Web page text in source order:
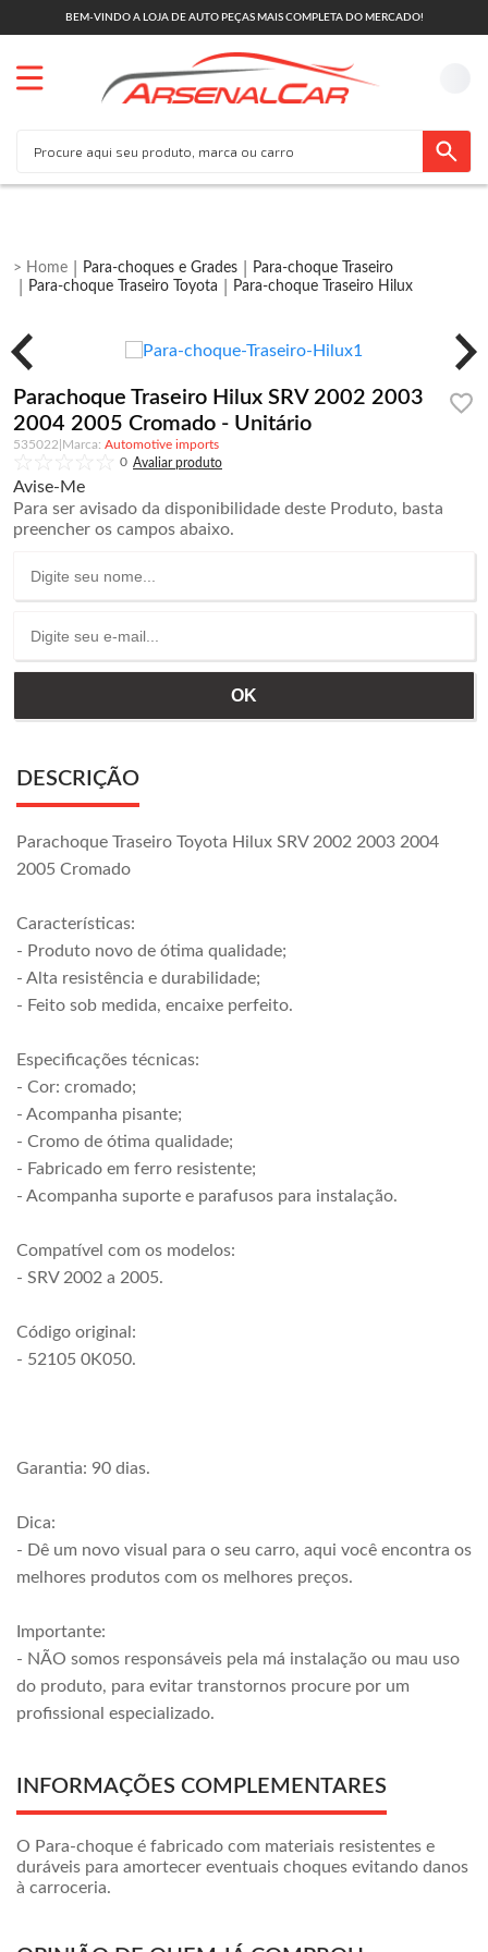
BEM-VINDO A LOJA DE AUTO PEÇAS MAIS COMPLETA DO MERCADO!
Para-choques e Grades
Para-choque Traseiro
Para-choque Traseiro Toyota
Para-choque Traseiro Hilux
Parachoque Traseiro Hilux SRV 2002 2003
2004 2005 Cromado - Unitário
535022
Automotive imports
0
Avise-Me
Para ser avisado da disponibilidade deste Produto, basta
preencher os campos abaixo.
DESCRIÇÃO
Parachoque Traseiro Toyota Hilux SRV 2002 2003 2004
2005 Cromado
Características:
- Produto novo de ótima qualidade;
- Alta resistência e durabilidade;
- Feito sob medida, encaixe perfeito.
Especificações técnicas:
- Cor: cromado;
- Acompanha pisante;
- Cromo de ótima qualidade;
- Fabricado em ferro resistente;
- Acompanha suporte e parafusos para instalação.
Compatível com os modelos:
- SRV 2002 a 2005.
Código original:
- 52105 0K050.
Garantia: 90 dias.
Dica:
- Dê um novo visual para o seu carro, aqui você encontra os
melhores produtos com os melhores preços.
Importante:
- NÃO somos responsáveis pela má instalação ou mau uso
do produto, para evitar transtornos procure por um
profissional especializado.
INFORMAÇÕES COMPLEMENTARES
O Para-choque é fabricado com materiais resistentes e
duráveis para amortecer eventuais choques evitando danos
à carroceria.